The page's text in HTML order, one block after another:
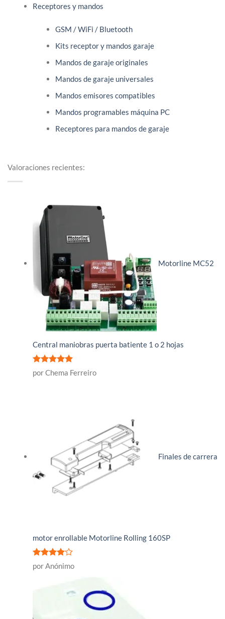
Receptores y mandos
GSM / WiFi / Bluetooth
Kits receptor y mandos garaje
Mandos de garaje originales
Mandos de garaje universales
Mandos emisores compatibles
Mandos programables máquina PC
Receptores para mandos de garaje
Valoraciones recientes:
Motorline MC52
Central maniobras puerta batiente 1 o 2 hojas
Valorado
con
por Chema Ferreiro
Finales de carrera
motor enrollable Motorline Rolling 160SP
Valorado
con
por Anónimo